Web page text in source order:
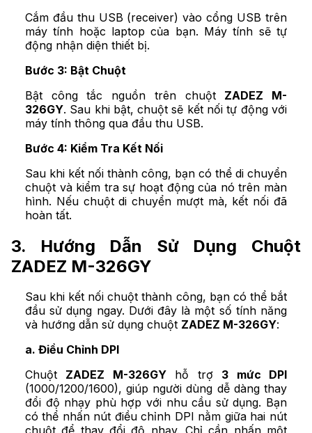
Cắm đầu thu USB (receiver) vào cổng USB trên
máy tính hoặc laptop của bạn. Máy tính sẽ tự
động nhận diện thiết bị.
Bước 3: Bật Chuột
Bật công tắc nguồn trên chuột ZADEZ M-
326GY. Sau khi bật, chuột sẽ kết nối tự động với
máy tính thông qua đầu thu USB.
Bước 4: Kiểm Tra Kết Nối
Sau khi kết nối thành công, bạn có thể di chuyển
chuột và kiểm tra sự hoạt động của nó trên màn
hình. Nếu chuột di chuyển mượt mà, kết nối đã
hoàn tất.
3. Hướng Dẫn Sử Dụng Chuột
ZADEZ M-326GY
Sau khi kết nối chuột thành công, bạn có thể bắt
đầu sử dụng ngay. Dưới đây là một số tính năng
và hướng dẫn sử dụng chuột ZADEZ M-326GY:
a. Điều Chỉnh DPI
Chuột ZADEZ M-326GYhỗ trợ 3 mức DPI
(1000/1200/1600), giúp người dùng dễ dàng thay
đổi độ nhạy phù hợp với nhu cầu sử dụng. Bạn
có thể nhấn nút điều chỉnh DPI nằm giữa hai nút